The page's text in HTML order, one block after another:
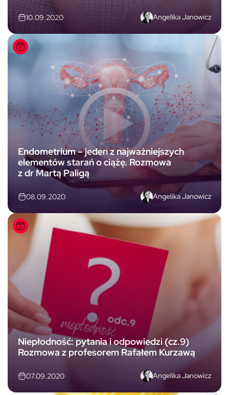
10.09.2020 Angelika Janowicz
Endometrium – jeden z najważniejszych
elementów starań o ciążę. Rozmowa
z dr Martą Paligą
08.09.2020 Angelika Janowicz
Niepłodność: pytania i odpowiedzi (cz.9)
Rozmowa z profesorem Rafałem Kurzawą
07.09.2020 Angelika Janowicz